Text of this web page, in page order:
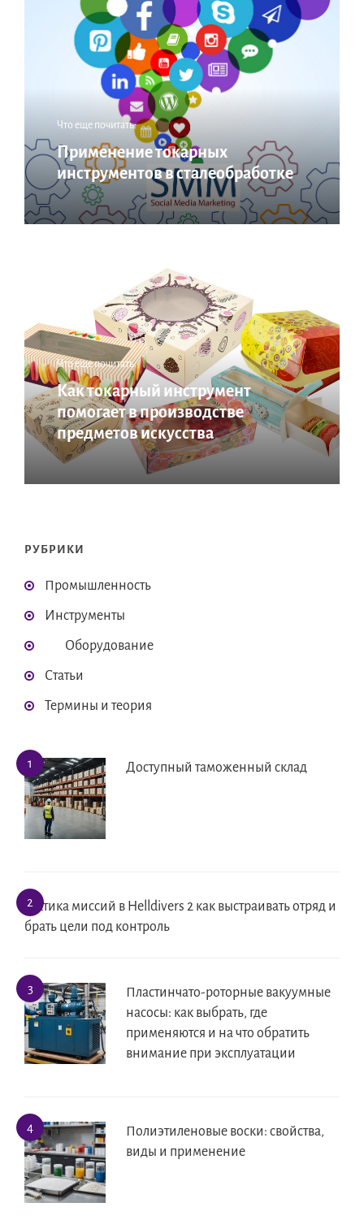
Что еще почитать:
Применение токарных
инструментов в сталеобработке
Что еще почитать:
Как токарный инструмент
помогает в производстве
предметов искусства
РУБРИКИ
Промышленность
Инструменты
Оборудование
Статьи
Термины и теория
Доступный таможенный склад
Тактика миссий в Helldivers 2 как выстраивать отряд и
брать цели под контроль
Пластинчато-роторные вакуумные
насосы: как выбрать, где
применяются и на что обратить
внимание при эксплуатации
Полиэтиленовые воски: свойства,
виды и применение